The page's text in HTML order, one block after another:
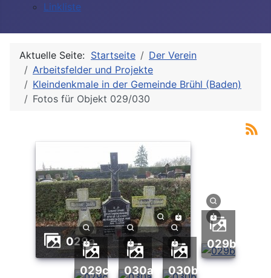
Linkliste
Aktuelle Seite: Startseite
Der Verein
Arbeitsfelder und Projekte
Kleindenkmale in der Gemeinde Brühl (Baden)
Fotos für Objekt 029/030
029a
029b
029c
030a 030b